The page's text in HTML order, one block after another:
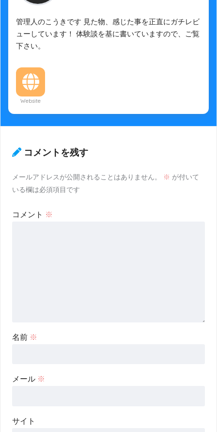
管理人のこうきです 見た物、感じた事を正直にガチレビ
ューしています！ 体験談を基に書いていますので、ご覧
下さい。
Website
コメントを残す
メールアドレスが公開されることはありません。 ※ が付いて
いる欄は必須項目です
コメント ※
名前 ※
メール ※
サイト